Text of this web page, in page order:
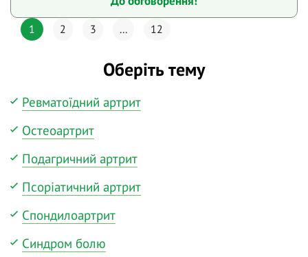
1 2 3 ... 12
Оберіть тему
Ревматоїдний артрит
Остеоартрит
Подагричний артрит
Псоріатичний артрит
Спондилоартрит
Синдром болю